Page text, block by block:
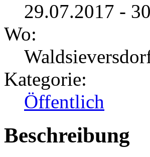
29.07.2017 -
Wo:
Kategorie:
Öffentlich
Beschreibung